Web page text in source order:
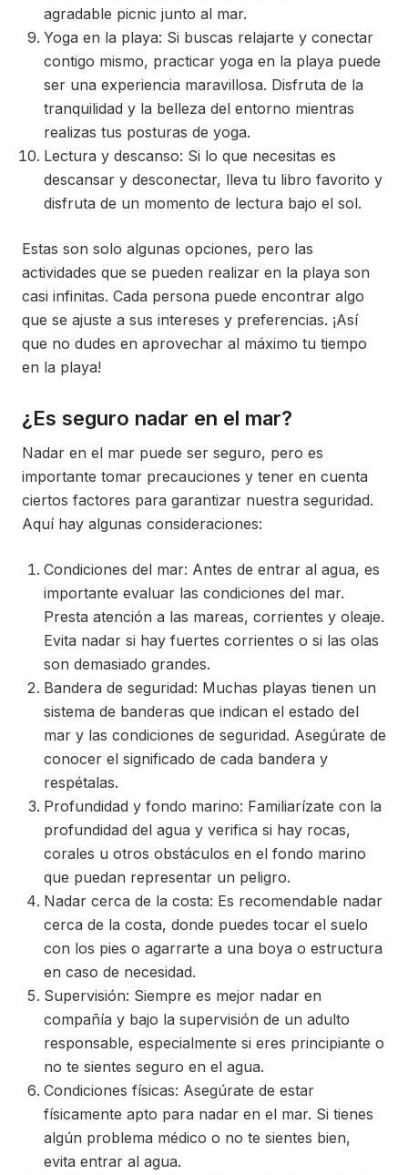
agradable picnic junto al mar.
Yoga en la playa: Si buscas relajarte y conectar
contigo mismo, practicar yoga en la playa puede
ser una experiencia maravillosa. Disfruta de la
tranquilidad y la belleza del entorno mientras
realizas tus posturas de yoga.
Lectura y descanso: Si lo que necesitas es
descansar y desconectar, lleva tu libro favorito y
disfruta de un momento de lectura bajo el sol.
Estas son solo algunas opciones, pero las
actividades que se pueden realizar en la playa son
casi infinitas. Cada persona puede encontrar algo
que se ajuste a sus intereses y preferencias. ¡Así
que no dudes en aprovechar al máximo tu tiempo
en la playa!
¿Es seguro nadar en el mar?
Nadar en el mar puede ser seguro, pero es
importante tomar precauciones y tener en cuenta
ciertos factores para garantizar nuestra seguridad.
Aquí hay algunas consideraciones:
Condiciones del mar: Antes de entrar al agua, es
importante evaluar las condiciones del mar.
Presta atención a las mareas, corrientes y oleaje.
Evita nadar si hay fuertes corrientes o si las olas
son demasiado grandes.
Bandera de seguridad: Muchas playas tienen un
sistema de banderas que indican el estado del
mar y las condiciones de seguridad. Asegúrate de
conocer el significado de cada bandera y
respétalas.
Profundidad y fondo marino: Familiarízate con la
profundidad del agua y verifica si hay rocas,
corales u otros obstáculos en el fondo marino
que puedan representar un peligro.
Nadar cerca de la costa: Es recomendable nadar
cerca de la costa, donde puedes tocar el suelo
con los pies o agarrarte a una boya o estructura
en caso de necesidad.
Supervisión: Siempre es mejor nadar en
compañía y bajo la supervisión de un adulto
responsable, especialmente si eres principiante o
no te sientes seguro en el agua.
Condiciones físicas: Asegúrate de estar
físicamente apto para nadar en el mar. Si tienes
algún problema médico o no te sientes bien,
evita entrar al agua.